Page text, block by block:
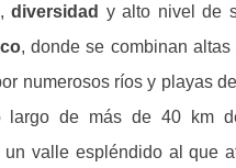
,diversidad y alto nivel de
, donde se combinan altas
numerosos ríos y playas
largo de más de 40 km
valle espléndido al que